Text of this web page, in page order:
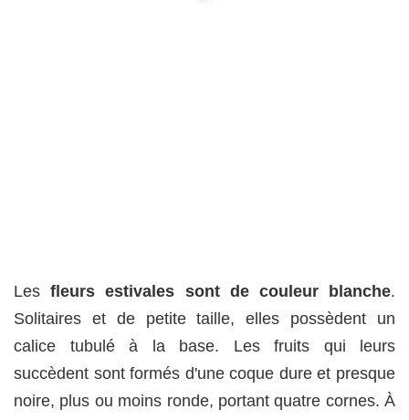
Lesfleurs estivales sont de couleur blanche.
Solitaires et de petite taille, elles possèdent un
calice tubulé à la base. Les fruits qui leurs
succèdent sont formés d'une coque dure et presque
noire, plus ou moins ronde, portant quatre cornes. À